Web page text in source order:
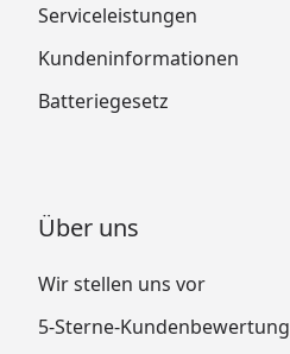
Serviceleistungen
Kundeninformationen
Batteriegesetz
Über uns
Wir stellen uns vor
5-Sterne-Kundenbewertung